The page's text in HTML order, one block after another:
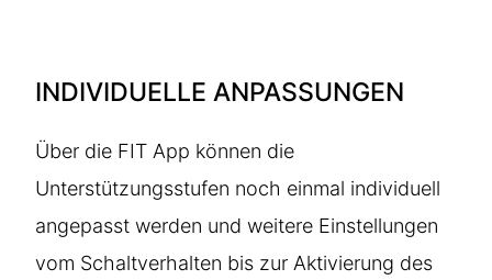
INDIVIDUELLE ANPASSUNGEN
Über die FIT App können die
Unterstützungsstufen noch einmal individuell
angepasst werden und weitere Einstellungen
vom Schaltverhalten bis zur Aktivierung des